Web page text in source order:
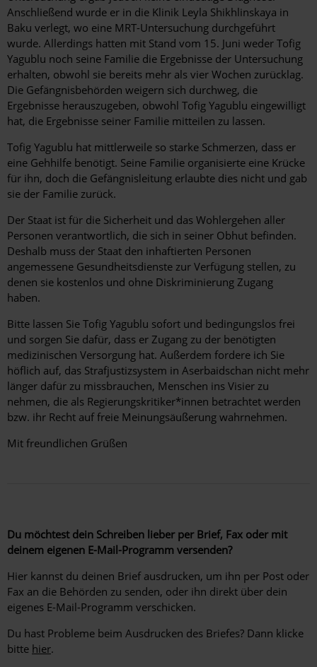
Anschließend wurde er in die Klinik Leyla Shikhlinskaya in
Baku verlegt, wo eine MRT-Untersuchung durchgeführt
wurde. Allerdings hatten mit Stand vom 15. Juni weder Tofig
Yagublu noch seine Familie die Ergebnisse der Untersuchung
erhalten, obwohl sie bereits mehr als vier Wochen zurücklag.
Die Gefängnisbehörden weigern sich durchweg, die
Ergebnisse herauszugeben, obwohl Tofig Yagublu eingewilligt
hat, die Ergebnisse seiner Familie mitteilen zu lassen.
Tofig Yagublu hat mittlerweile so starke Schmerzen, dass er
eine Gehhilfe benötigt. Seine Familie organisierte eine Krücke
für ihn, doch die Gefängnisleitung erlaubte dies nicht und gab
sie der Familie zurück.
Der Staat ist für die Sicherheit und das Wohlergehen aller
Personen verantwortlich, die sich in seiner Obhut befinden.
Deshalb muss der Staat den inhaftierten Personen
angemessene Gesundheitsdienste zur Verfügung stellen, zu
denen sie kostenlos und ohne Diskriminierung Zugang
haben.
Bitte lassen Sie Tofig Yagublu sofort und bedingungslos frei
und sorgen Sie dafür, dass er Zugang zu der benötigten
medizinischen Versorgung hat. Außerdem fordere ich Sie
höflich auf, das Strafjustizsystem in Aserbaidschan nicht mehr
länger dafür zu missbrauchen, Menschen ins Visier zu
nehmen, die als Regierungskritiker*innen betrachtet werden
bzw. ihr Recht auf freie Meinungsäußerung wahrnehmen.
Mit freundlichen Grüßen
Du möchtest dein Schreiben lieber per Brief, Fax oder mit
deinem eigenen E-Mail-Programm versenden?
Hier kannst du deinen Brief ausdrucken, um ihn per Post oder
Fax an die Behörden zu senden, oder ihn direkt über dein
eigenes E-Mail-Programm verschicken.
Du hast Probleme beim Ausdrucken des Briefes? Dann klicke
bitte hier.